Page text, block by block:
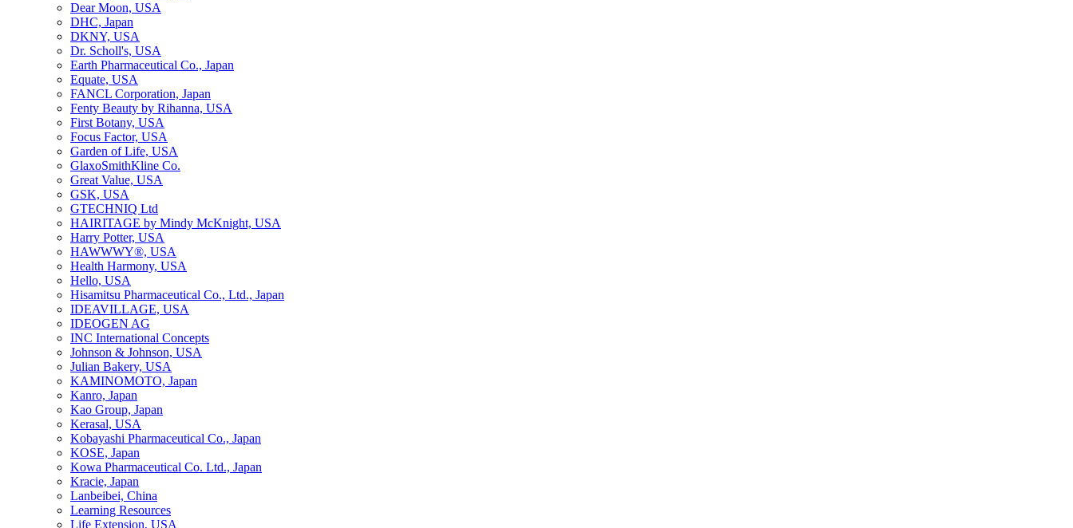
Dear Moon, USA
DHC, Japan
DKNY, USA
Dr. Scholl's, USA
Earth Pharmaceutical Co., Japan
Equate, USA
FANCL Corporation, Japan
Fenty Beauty by Rihanna, USA
First Botany, USA
Focus Factor, USA
Garden of Life, USA
GlaxoSmithKline Co.
Great Value, USA
GSK, USA
GTECHNIQ Ltd
HAIRITAGE by Mindy McKnight, USA
Harry Potter, USA
HAWWWY®, USA
Health Harmony, USA
Hello, USA
Hisamitsu Pharmaceutical Co., Ltd., Japan
IDEAVILLAGE, USA
IDEOGEN AG
INC International Concepts
Johnson & Johnson, USA
Julian Bakery, USA
KAMINOMOTO, Japan
Kanro, Japan
Kao Group, Japan
Kerasal, USA
Kobayashi Pharmaceutical Co., Japan
KOSE, Japan
Kowa Pharmaceutical Co. Ltd., Japan
Kracie, Japan
Lanbeibei, China
Learning Resources
Life Extension, USA